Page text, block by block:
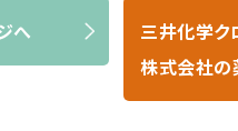
へ
三井化学ク
株式会社の